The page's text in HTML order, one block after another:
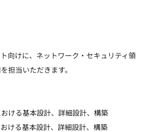
向けに、ネットワーク・セキュリティ領
担当いただきます。
ける基本設計、詳細設計、構築
ける基本設計、詳細設計、構築